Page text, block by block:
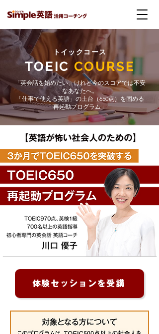
トイックコース
TOEIC COURSE
「英会話を始めたい、けれど今のスコアでは不安
なあなたへ。
「仕事で使える英語」の土台（650点）を固める
再起動プログラム」
体験セッションを受講